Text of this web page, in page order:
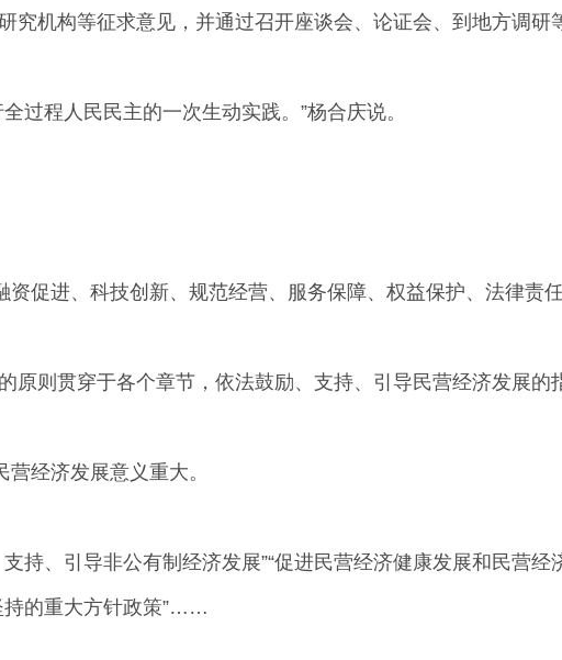
机构等征求意见，并通过召开座谈会、论证会、到地方调研
程人民民主的一次生动实践。”杨合庆说。
进、科技创新、规范经营、服务保障、权益保护、法律责任
贯穿于各个章节，依法鼓励、支持、引导民营经济发展的
经济发展意义重大。
、引导非公有制经济发展”“促进民营经济健康发展和民营经
持的重大方针政策”……